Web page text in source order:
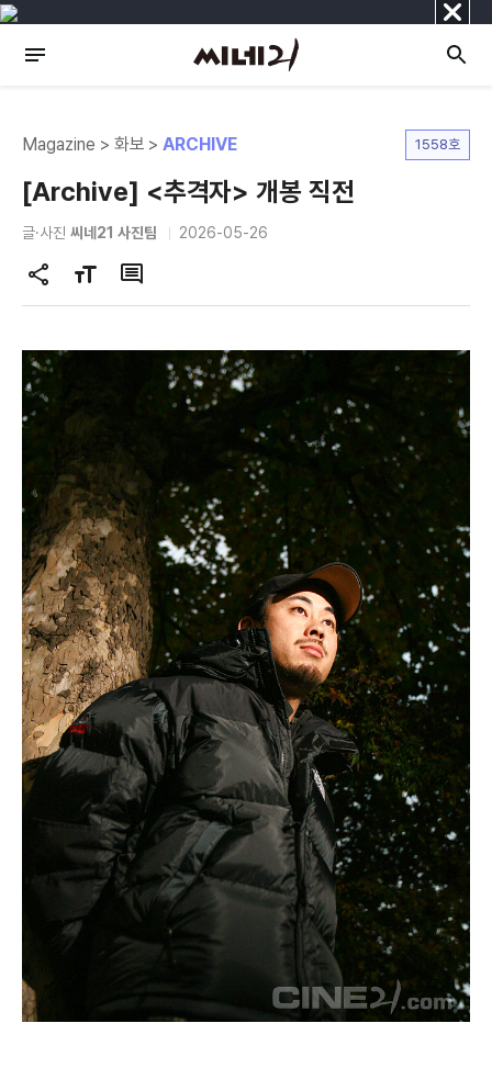
닫
기
Magazine > 화보 >ARCHIVE 1558호
[Archive] <추격자> 개봉 직전
글·사진 씨네21 사진팀 2026-05-26
공
유
기
글
자
기
댓
글